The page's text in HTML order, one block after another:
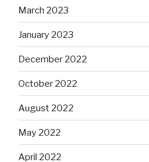
March 2023
January 2023
December 2022
October 2022
August 2022
May 2022
April 2022